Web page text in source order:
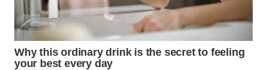
KARAWANG
WN
BEKASI